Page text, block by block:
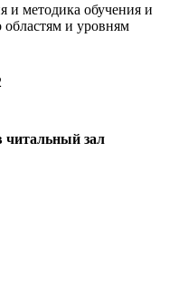
и методика обучения и
областям и уровням
читальный зал